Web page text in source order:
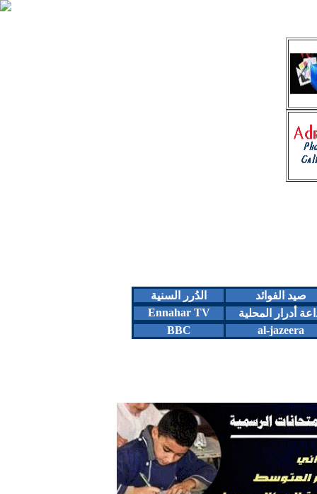
صيد الفوائد
الدُرر السنية
أدرار المحلية
Ennahar TV
al-jazeera
BBC